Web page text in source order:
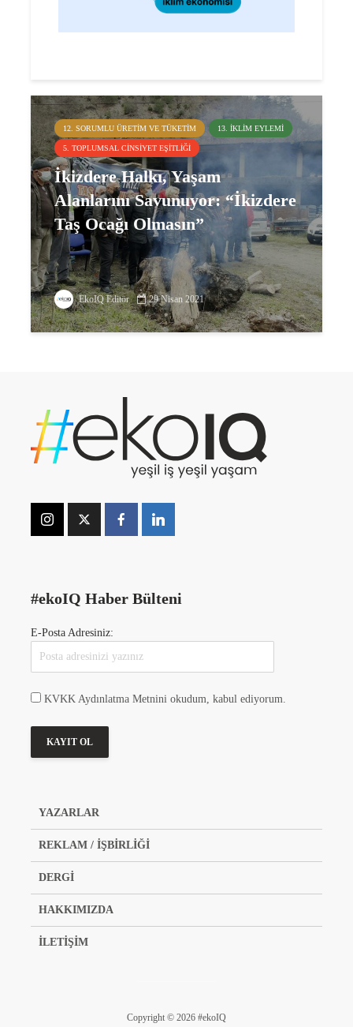
12. SORUMLU ÜRETIM VE TÜKETIM 13. İKLIM EYLEMI
5. TOPLUMSAL CINSIYET EŞITLIĞI
İkizdere Halkı, Yaşam
Alanlarını Savunuyor: “İkizdere
Taş Ocağı Olmasın”
EkoIQ Editör 29 Nisan 2021
#ekoIQ Haber Bülteni
E-Posta Adresiniz:
KVKK Aydınlatma Metnini okudum, kabul ediyorum.
YAZARLAR
REKLAM / İŞBİRLİĞİ
DERGİ
HAKKIMIZDA
İLETİŞİM
Copyright © 2026 #ekoIQ